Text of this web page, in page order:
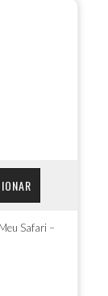
Safari –